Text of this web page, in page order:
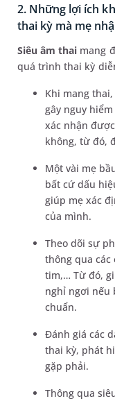
2. Những lợi ích
thai kỳ mà mẹ
Siêu âm thai mang
quá trình thai kỳ
Khi mang
gây nguy
xác nhận
không, từ đó,
Một vài mẹ
bất cứ dấu
giúp mẹ xác
của mình.
Theo dõi sự
thông qua các
tim,… Từ đó,
nghỉ ngơi nếu
chuẩn.
Đánh giá các
thai kỳ, phát
gặp phải.
Thông qua